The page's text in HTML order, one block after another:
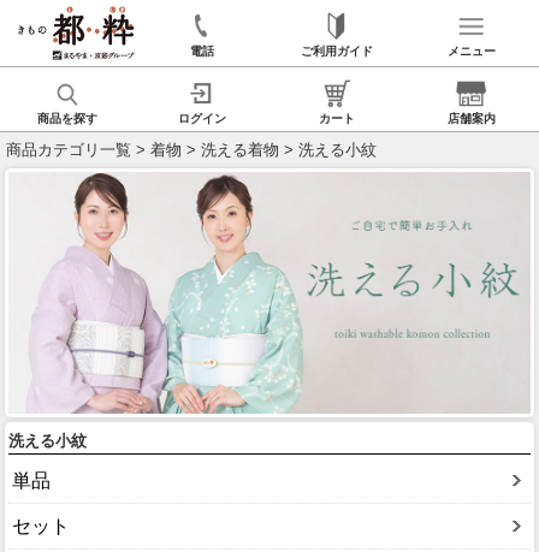
電話 ご利用ガイド メニュー
商品を探す ログイン カート 店舗案内
商品カテゴリ一覧 > 着物 > 洗える着物 > 洗える小紋
洗える小紋
単品
セット